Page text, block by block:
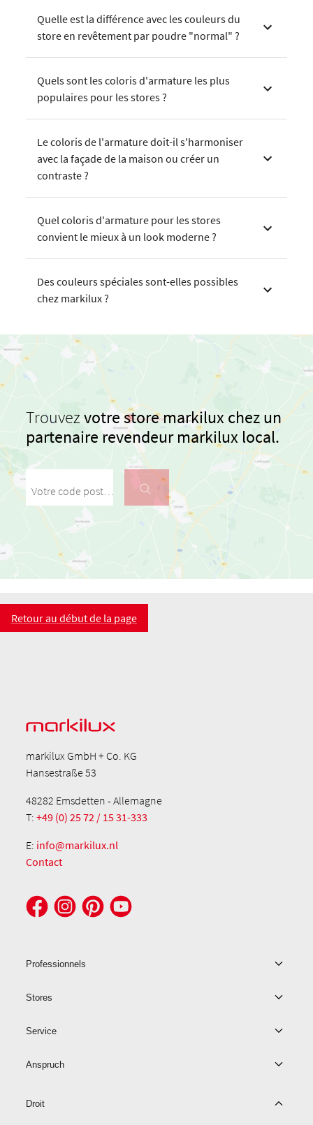
Quelle est la différence avec les couleurs du
store en revêtement par poudre "normal" ?
Quels sont les coloris d'armature les plus
populaires pour les stores ?
Le coloris de l'armature doit-il s'harmoniser
avec la façade de la maison ou créer un
contraste ?
Quel coloris d'armature pour les stores
convient le mieux à un look moderne ?
Des couleurs spéciales sont-elles possibles
chez markilux ?
Trouvezvotre store markilux chez un
partenaire revendeur markilux local.
Retour au début de la page
markilux GmbH + Co. KG
Hansestraße 53
48282 Emsdetten - Allemagne
T:+49 (0) 25 72 / 15 31-333
E: info@markilux.nl
Contact
Professionnels
Stores
Service
Anspruch
Droit